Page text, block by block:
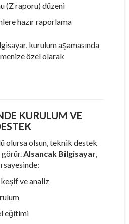
(Z raporu) düzeni
hazır raporlama
kurulum aşamasında
özel olarak
KURULUM VE
olursa olsun, teknik destek
görür.Alsancak Bilgisayar,
sayesinde:
ve analiz
eğitimi